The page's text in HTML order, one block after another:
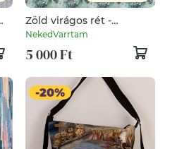
Zöld virágos rét -
vízhatlan gyöngyvászon
NekedVarrtam
5 000 Ft